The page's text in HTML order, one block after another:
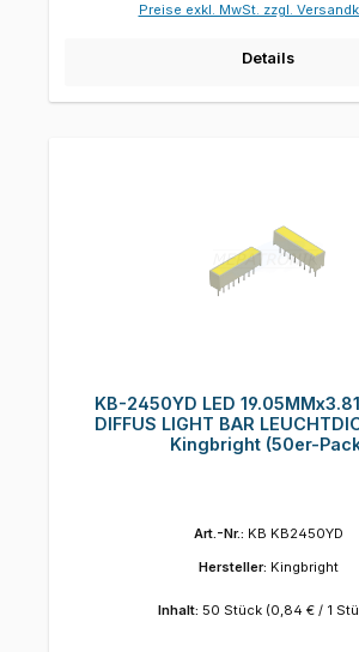
Preise exkl. MwSt. zzgl.
Details
KB-2450YD LED
DIFFUS LIGHT BAR
Kingbright (50er-
Art.-Nr.: KB KB2450YD
Hersteller: Kingbright
Inhalt: 50 Stück (0,84 € / 1